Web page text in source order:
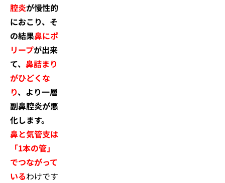
腔炎が慢性的
におこり、そ
の結果鼻にポ
リープが出来
て、 鼻詰まり
がひどくな
り、より一層
副鼻腔炎が悪
化します。
鼻と気管支は
「1本の管」
でつながって
いるわけです